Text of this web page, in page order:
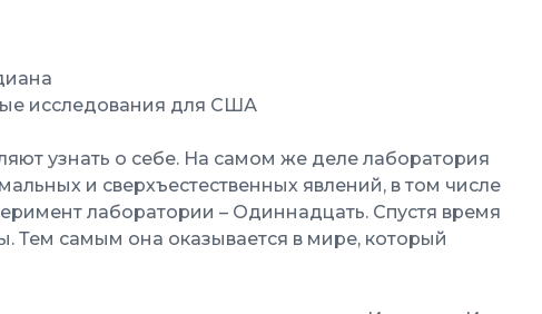
исследования для США
узнать о себе. На самом же деле лаборатория
и сверхъестественных явлений, в том числе
лаборатории – Одиннадцать. Спустя время
Тем самым она оказывается в мире, который